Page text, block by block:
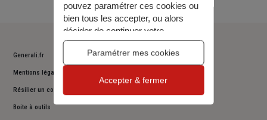
Generali.fr
Mentions légales
Résilier un contrat
Boite à outils
pouvez paramétrer ces cookies ou
bien tous les accepter, ou alors
décider de continuer votre
navigation sans les accepter. Vous
pourrez modifier ce choix à tout
moment.
Pour plus d’information,consulter
notre politique de gestion des
cookies.
Paramétrer mes cookies
Accepter & fermer